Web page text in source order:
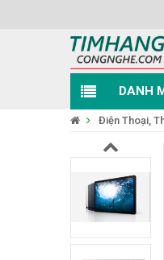
DANH
Điện Thoại,